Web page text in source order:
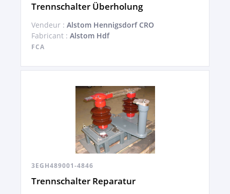
Trennschalter Überholung
Vendeur : Alstom Hennigsdorf CRO
Fabricant : Alstom Hdf
FCA
3EGH489001-4846
Trennschalter Reparatur